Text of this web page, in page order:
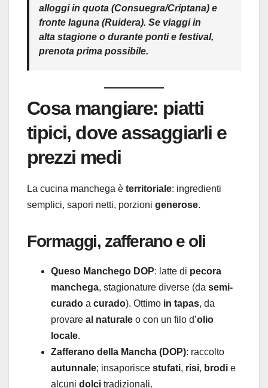
alloggiin quota (Consuegra/Criptana) e
fronte laguna (Ruidera). Se viaggi in
alta stagione o durante pontie festival,
prenota prima possibile.
Cosa mangiare: piatti
tipici, dove assaggiarli e
prezzi medi
La cucina manchega è territoriale: ingredienti
semplici, sapori netti, porzioni generose.
Formaggi, zafferano e oli
Queso Manchego DOP: latte di pecora
manchega, stagionature diverse (da semi-
curado a curado). Ottimo in tapas, da
provare al naturale o con un filo d’olio
locale.
Zafferano della Mancha (DOP): raccolto
autunnale; insaporisce stufati, risi, brodi e
alcuni dolci tradizionali.